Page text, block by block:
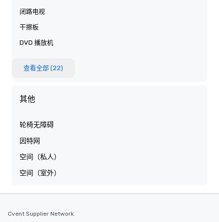
闭路电视
干擦板
DVD 播放机
查看全部 (22)
其他
轮椅无障碍
因特网
空间（私人）
空间（室外）
Cvent Supplier Network